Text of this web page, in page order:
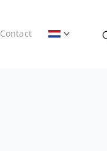
Contact